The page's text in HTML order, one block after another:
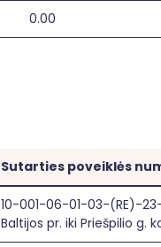
0.00
Sutarties poveiklės
10-001-06-01-03-(RE)-
Baltijos pr. iki Priešpilio g.